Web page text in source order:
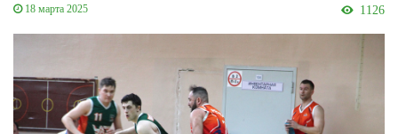
18 марта 2025 1126